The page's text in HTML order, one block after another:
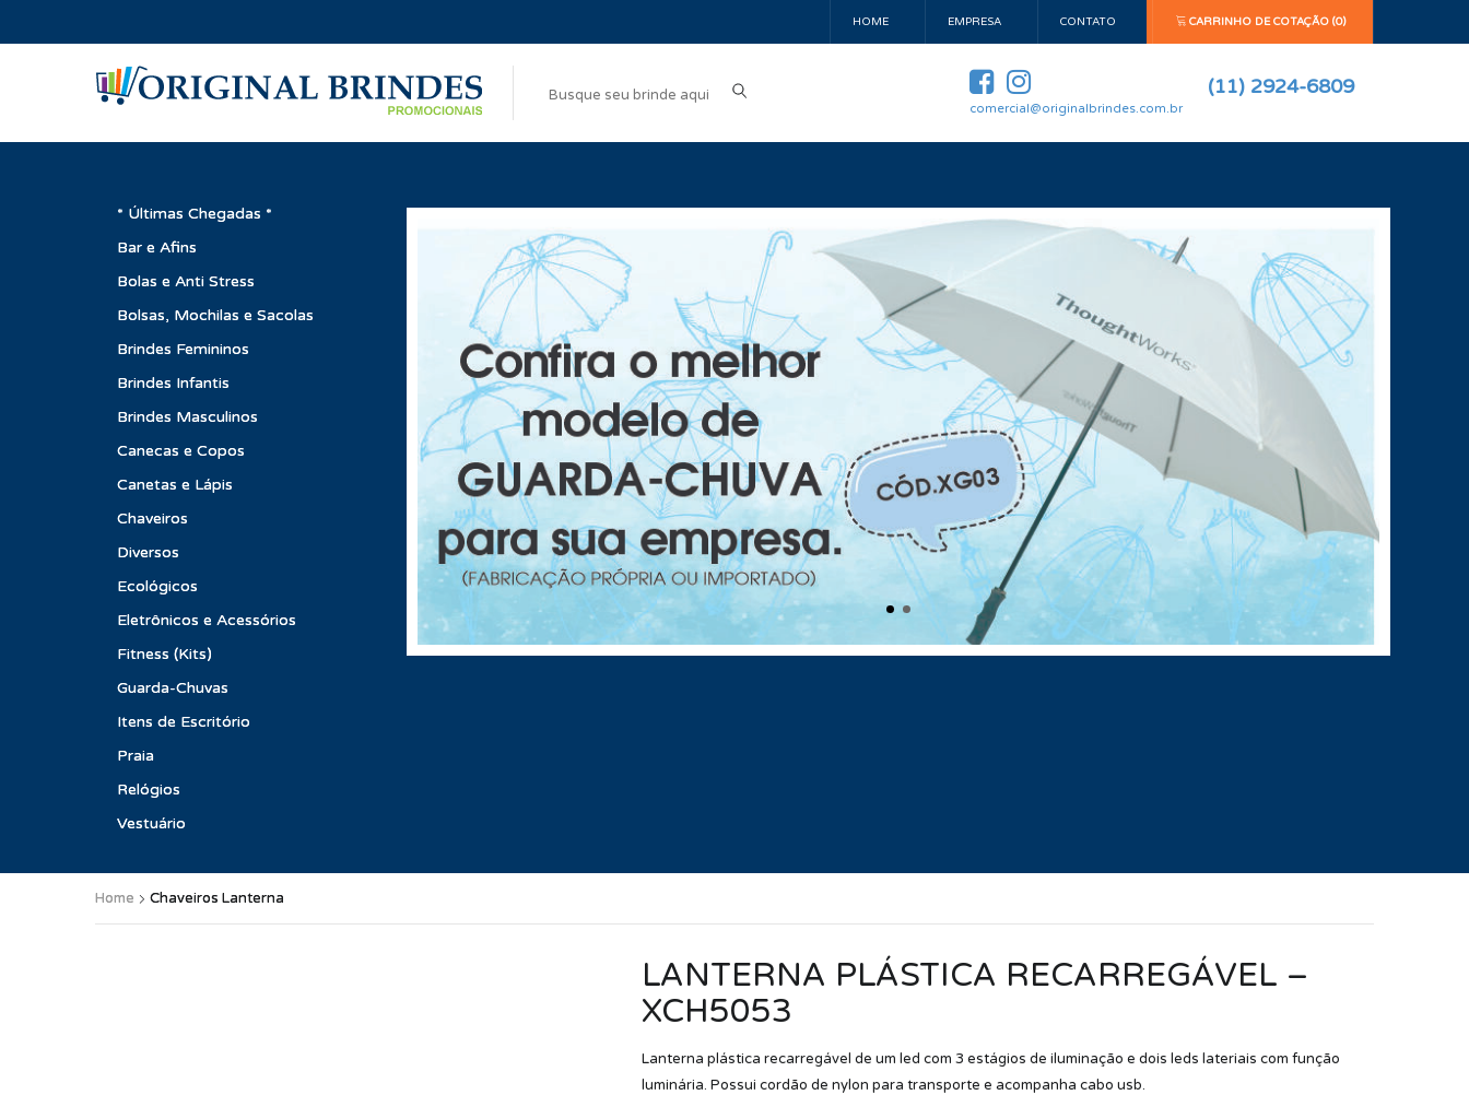
HOME EMPRESA CONTATO CARRINHO DE COTAÇÃO (0)
comercial@originalbrindes.com.br
(11) 2924-6809
* Últimas Chegadas *
Bar e Afins
Bolas e Anti Stress
Bolsas, Mochilas e Sacolas
Brindes Femininos
Brindes Infantis
Brindes Masculinos
Canecas e Copos
Canetas e Lápis
Chaveiros
Diversos
Ecológicos
Eletrônicos e Acessórios
Fitness (Kits)
Guarda-Chuvas
Itens de Escritório
Praia
Relógios
Vestuário
Home Chaveiros Lanterna
LANTERNA PLÁSTICA RECARREGÁVEL –
XCH5053
Lanterna plástica recarregável de um led com 3 estágios de iluminação e dois leds lateriais com função
luminária. Possui cordão de nylon para transporte e acompanha cabo usb.